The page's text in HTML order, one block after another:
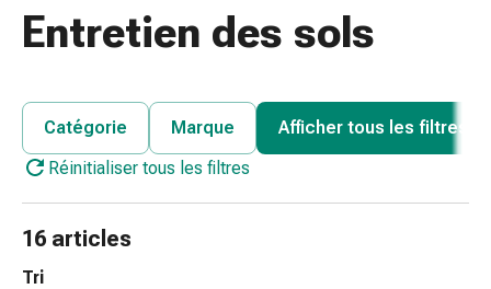
toux
Mal
Grippe
refroidissement
Entretien des sols
Catégorie Marque
Afficher tous les filtres
Réinitialiser tous les filtres
16 articles
Tri